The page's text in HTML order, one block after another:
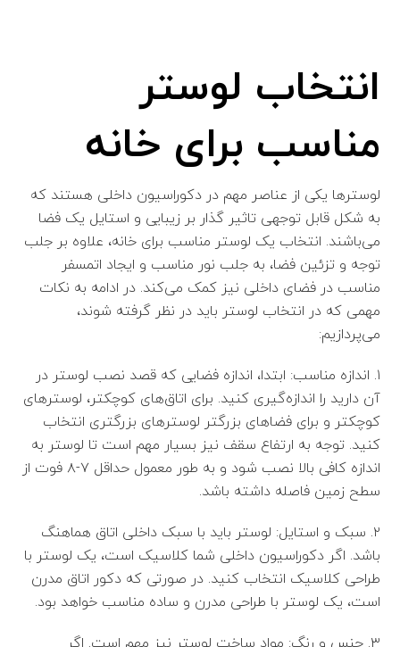
انتخاب لوستر
مناسب برای خانه
لوسترها یکی از عناصر مهم در دکوراسیون داخلی هستند که
به شکل قابل توجهی تاثیر گذار بر زیبایی و استایل یک فضا
می‌باشند. انتخاب یک لوستر مناسب برای خانه، علاوه بر جلب
توجه و تزئین فضا، به جلب نور مناسب و ایجاد اتمسفر
مناسب در فضای داخلی نیز کمک می‌کند. در ادامه به نکات
مهمی که در انتخاب لوستر باید در نظر گرفته شوند،
می‌پردازیم:
۱. اندازه مناسب: ابتدا، اندازه فضایی که قصد نصب لوستر در
آن دارید را اندازه‌گیری کنید. برای اتاق‌های کوچکتر، لوسترهای
کوچکتر و برای فضاهای بزرگتر لوسترهای بزرگتری انتخاب
کنید. توجه به ارتفاع سقف نیز بسیار مهم است تا لوستر به
اندازه کافی بالا نصب شود و به طور معمول حداقل ۷-۸ فوت از
سطح زمین فاصله داشته باشد.
۲. سبک و استایل: لوستر باید با سبک داخلی اتاق هماهنگ
باشد. اگر دکوراسیون داخلی شما کلاسیک است، یک لوستر با
طراحی کلاسیک انتخاب کنید. در صورتی که دکور اتاق مدرن
است، یک لوستر با طراحی مدرن و ساده مناسب خواهد بود.